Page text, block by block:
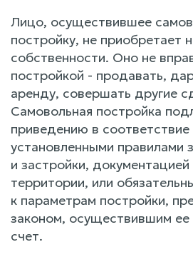
Лицо, осуществившее
постройку, не приобретает
собственности. Оно не
постройкой - продавать,
аренду, совершать другие
Самовольная постройка
приведению в
установленными правилами
и застройки,
территории, или
к параметрам постройки,
законом, осуществившим ее
счет.